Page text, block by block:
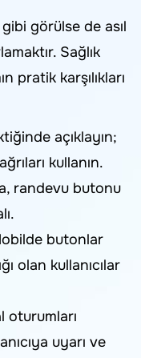
görülse de asıl
Sağlık
pratik karşılıkları
açıklayın;
kullanın.
randevu butonu
butonlar
olan kullanıcılar
oturumları
uyarı ve